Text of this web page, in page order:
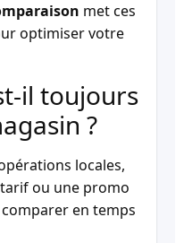
met ces
optimiser votre
il toujours
?
locales,
ou une promo
comparer en temps